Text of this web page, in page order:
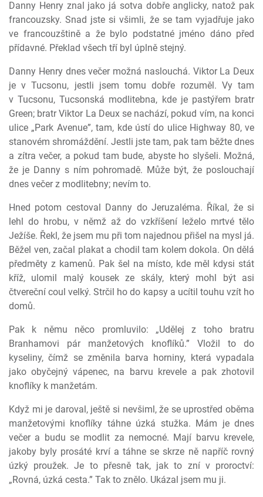
Danny Henry znal jako já sotva dobře anglicky, natož pak
francouzsky. Snad jste si všimli, že se tam vyjadřuje jako
ve francouzštině a že bylo podstatné jméno dáno před
přídavné. Překlad všech tří byl úplně stejný.
Danny Henry dnes večer možná naslouchá. Viktor La Deux
je v Tucsonu, jestli jsem tomu dobře rozuměl. Vy tam
v Tucsonu, Tucsonská modlitebna, kde je pastýřem bratr
Green; bratr Viktor La Deux se nachází, pokud vím, na konci
ulice „Park Avenue”, tam, kde ústí do ulice Highway 80, ve
stanovém shromáždění. Jestli jste tam, pak tam běžte dnes
a zítra večer, a pokud tam bude, abyste ho slyšeli. Možná,
že je Danny s ním pohromadě. Může být, že poslouchají
dnes večer z modlitebny; nevím to.
Hned potom cestoval Danny do Jeruzaléma. Říkal, že si
lehl do hrobu, v němž až do vzkříšení leželo mrtvé tělo
Ježíše. Řekl, že jsem mu při tom najednou přišel na mysl já.
Běžel ven, začal plakat a chodil tam kolem dokola. On dělá
předměty z kamenů. Pak šel na místo, kde měl kdysi stát
kříž, ulomil malý kousek ze skály, který mohl být asi
čtvereční coul velký. Strčil ho do kapsy a ucítil touhu vzít ho
domů.
Pak k němu něco promluvilo: „Udělej z toho bratru
Branhamovi pár manžetových knoflíků.” Vložil to do
kyseliny, čímž se změnila barva horniny, která vypadala
jako obyčejný vápenec, na barvu krevele a pak zhotovil
knoflíky k manžetám.
Když mi je daroval, ještě si nevšiml, že se uprostřed oběma
manžetovými knoflíky táhne úzká stužka. Mám je dnes
večer a budu se modlit za nemocné. Mají barvu krevele,
jakoby byly prosáté krví a táhne se skrze ně napříč rovný
úzký proužek. Je to přesně tak, jak to zní v proroctví:
„Rovná, úzká cesta.” Tak to znělo. Ukázal jsem mu ji.